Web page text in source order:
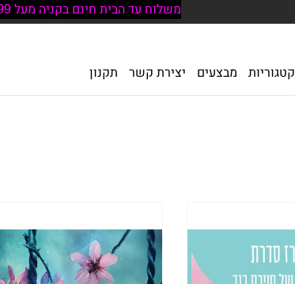
משלוח עד הבית חינם בקניה מעל 199 ש"ח.
קטגוריות מבצעים יצירת קשר תקנון